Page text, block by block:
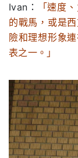
Ivan：
「速度
的戰馬，或是
險和理想形象
表之一。」